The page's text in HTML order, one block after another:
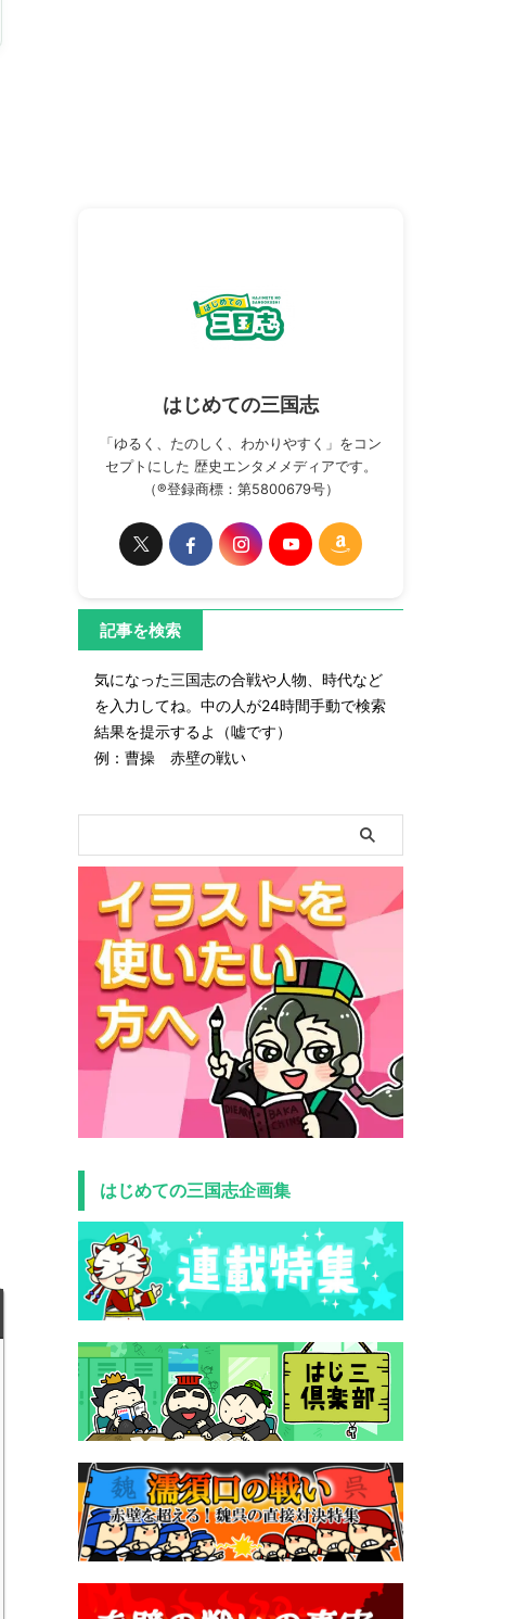
はじめての三国志
「ゆるく、たのしく、わかりやすく」をコン
セプトにした 歴史エンタメメディアです。
（®登録商標：第5800679号）
記事を検索
気になった三国志の合戦や人物、時代など
を入力してね。中の人が24時間手動で検索
結果を提示するよ（嘘です）
例：曹操 赤壁の戦い
はじめての三国志企画集